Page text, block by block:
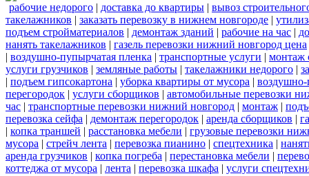
рабочие недорого | доставка до квартиры | вывоз
такелажников | заказать перевозку в нижнем новгороде |
подъем стройматериалов | демонтаж зданий | рабочие на час |
нанять такелажников | газель перевозки нижний новгород цена
| воздушно-пупырчатая пленка | транспортные услуги | монтаж
услуги грузчиков | земляные работы | такелажники недорого |
| подъем гипсокартона | уборка квартиры от мусора | воздушно-
перегородок | услуги сборщиков | автомобильные перевозки
час | транспортные перевозки нижний новгород | монтаж |
перевозка сейфа | демонтаж перегородок | аренда сборщиков |
| копка траншей | расстановка мебели | грузовые перевозки
мусора | стрейч лента | перевозка пианино | спецтехника |
аренда грузчиков | копка погреба | перестановка мебели |
коттеджа от мусора | лента | перевозка шкафа | услуги